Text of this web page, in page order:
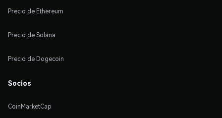
Precio de Ethereum
Precio de Solana
Precio de Dogecoin
Socios
CoinMarketCap